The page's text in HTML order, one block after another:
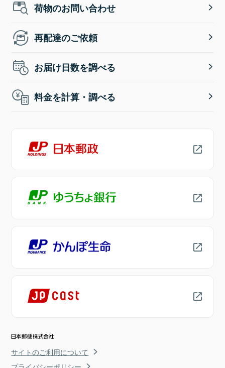
荷物のお問い合わせ
再配達のご依頼
お届け日数を調べる
料金を計算・調べる
サイトのご利用について